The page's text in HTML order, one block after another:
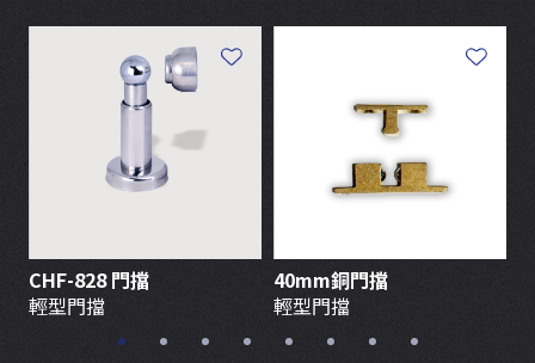
CHF-828 門擋
輕型門擋
40mm銅門擋
輕型門擋